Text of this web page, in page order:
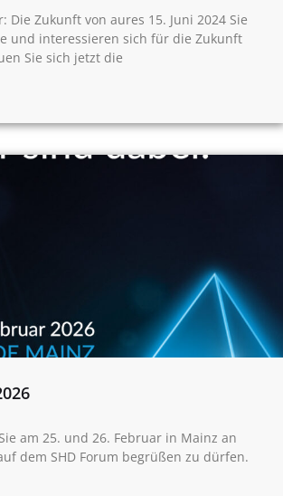
Die Zukunft von aures 15. Juni 2024 Sie
und interessieren sich für die Zukunft
Sie sich jetzt die
am 25. und 26. Februar in Mainz an
dem SHD Forum begrüßen zu dürfen.